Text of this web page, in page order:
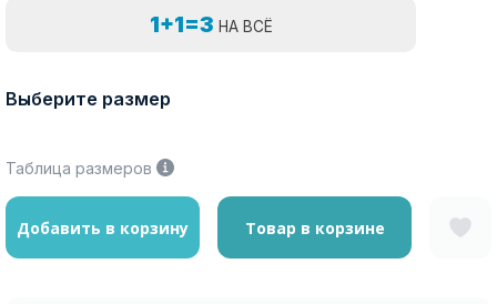
1+1=3 НА ВСЁ
Выберите размер
Таблица размеров
Добавить в корзину Товар в корзине